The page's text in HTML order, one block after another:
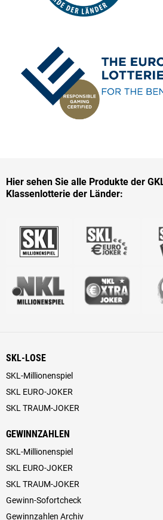
Hier sehen Sie alle Produkte der
Klassenlotterie der Länder:
SKL-LOSE
SKL-Millionenspiel
SKL EURO-JOKER
SKL TRAUM-JOKER
GEWINNZAHLEN
SKL-Millionenspiel
SKL EURO-JOKER
SKL TRAUM-JOKER
Gewinn-Sofortcheck
Gewinnzahlen Archiv